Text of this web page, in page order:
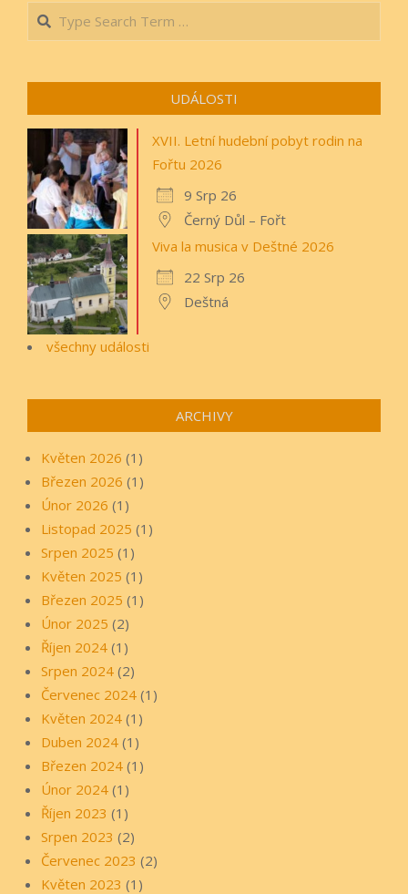
20
Search
UDÁLOSTI
XVII. Letní hudební pobyt rodin na
Fořtu 2026
9 Srp 26
Černý Důl – Fořt
Viva la musica v Deštné 2026
22 Srp 26
Deštná
všechny události
ARCHIVY
Květen 2026 (1)
Březen 2026 (1)
Únor 2026 (1)
Listopad 2025 (1)
Srpen 2025 (1)
Květen 2025 (1)
Březen 2025 (1)
Únor 2025 (2)
Říjen 2024 (1)
Srpen 2024 (2)
Červenec 2024 (1)
Květen 2024 (1)
Duben 2024 (1)
Březen 2024 (1)
Únor 2024 (1)
Říjen 2023 (1)
Srpen 2023 (2)
Červenec 2023 (2)
Květen 2023 (1)